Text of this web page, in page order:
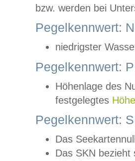
bzw. werden bei
Pegelkennwert:
niedrigster
Pegelkennwert:
Höhenlage des
festgelegtes
Pegelkennwert:
Das
Das SKN